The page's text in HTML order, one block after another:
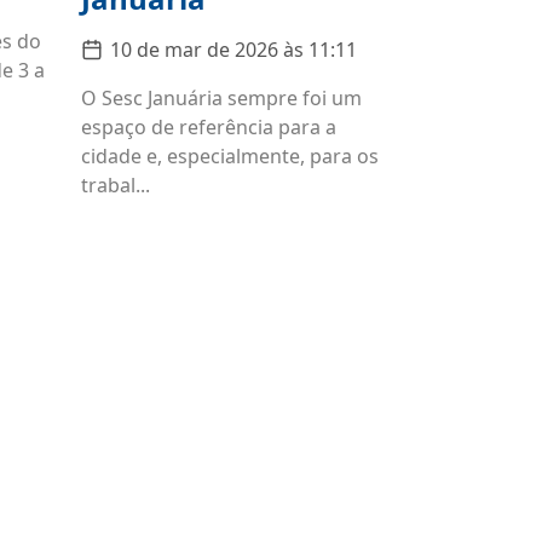
do
3 a
10 de mar de 2026 às 11:11
O Sesc Januária sempre foi um
espaço de referência para a
cidade e, especialmente, para os
trabal...